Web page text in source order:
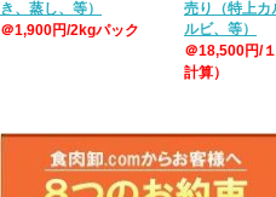
き、蒸し、等）
＠1,900円/2kgパック
売り（特上カ
ルビ、等）
＠18,500円/
計算）